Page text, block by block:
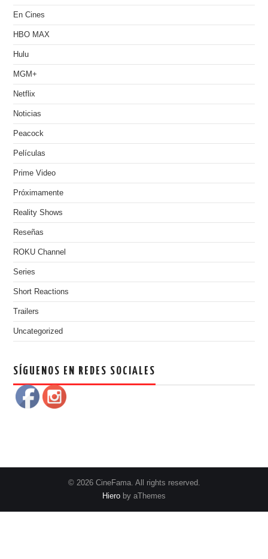
En Cines
HBO MAX
Hulu
MGM+
Netflix
Noticias
Peacock
Películas
Prime Video
Próximamente
Reality Shows
Reseñas
ROKU Channel
Series
Short Reactions
Trailers
Uncategorized
SÍGUENOS EN REDES SOCIALES
© 2026 CineFama. All rights reserved.
Hiero by aThemes